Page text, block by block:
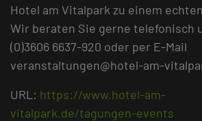
Hotel am Vitalpark zu einem
Wir beraten Sie gerne telefonisch
(0)3606 6637-920 oder per E-Mail
veranstaltungen@hotel-am-
URL: https://www.hotel-am-
vitalpark.de/tagungen-events